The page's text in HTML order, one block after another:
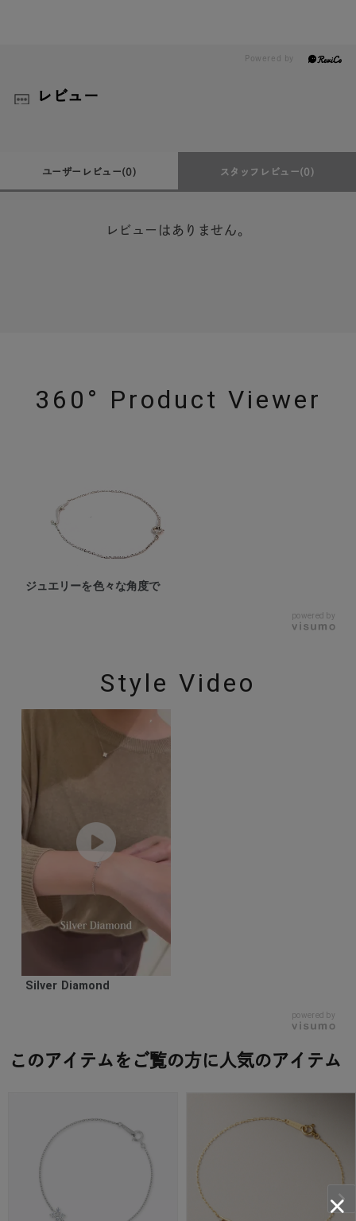
レビュー
ユーザーレビュー(0) スタッフレビュー(0)
レビューはありません。
360° Product Viewer
ジュエリーを色々な角度で
powered by
Style Video
Silver Diamond
powered by
このアイテムをご覧の方に人気のアイテム